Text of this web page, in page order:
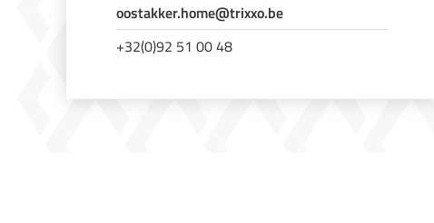
oostakker.home@trixxo.be
+32(0)92 51 00 48